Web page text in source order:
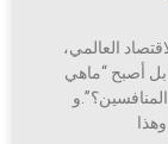
العالمي،
بل أصبح “ماهي